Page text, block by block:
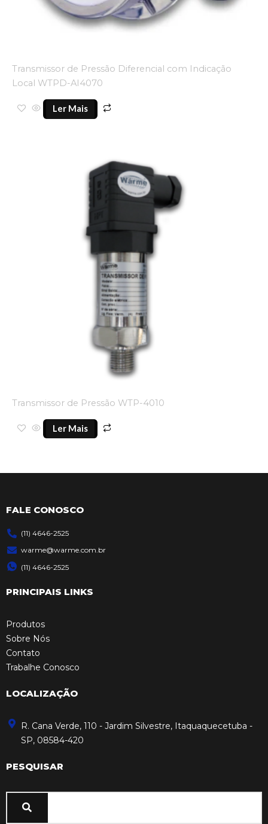
Transmissor de Pressão Diferencial com Indicação
Local WTPD-AI4070
Ler Mais
Transmissor de Pressão WTP-4010
Ler Mais
FALE CONOSCO
(11) 4646-2525
warme@warme.com.br
(11) 4646-2525
PRINCIPAIS LINKS
Produtos
Sobre Nós
Contato
Trabalhe Conosco
LOCALIZAÇÃO
R. Cana Verde, 110 - Jardim Silvestre, Itaquaquecetuba -
SP, 08584-420
PESQUISAR